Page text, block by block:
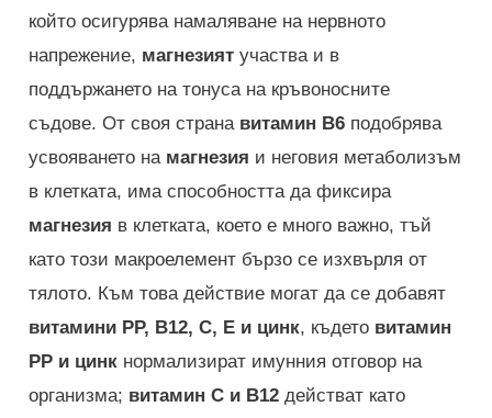
който осигурява намаляване на нервното
напрежение, магнезият участва и в
поддържането на тонуса на кръвоносните
съдове. От своя страна витамин В6 подобрява
усвояването на магнезия и неговия метаболизъм
в клетката, има способността да фиксира
магнезия в клетката, което е много важно, тъй
като този макроелемент бързо се изхвърля от
тялото. Към това действие могат да се добавят
витамини РР, В12, С, Е и цинк, където витамин
РР и цинк нормализират имунния отговор на
организма; витамин С и В12 действат като